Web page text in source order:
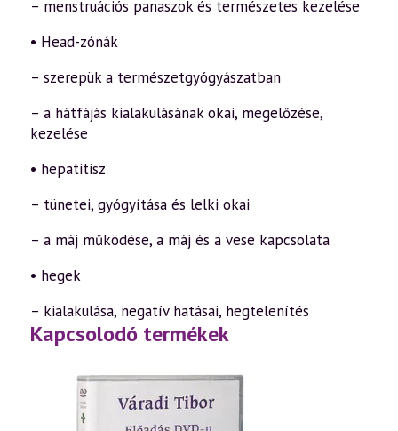
– menstruációs panaszok és természetes kezelése
• Head-zónák
– szerepük a természetgyógyászatban
– a hátfájás kialakulásának okai, megelőzése,
kezelése
• hepatitisz
– tünetei, gyógyítása és lelki okai
– a máj működése, a máj és a vese kapcsolata
• hegek
– kialakulása, negatív hatásai, hegtelenítés
Kapcsolodó termékek